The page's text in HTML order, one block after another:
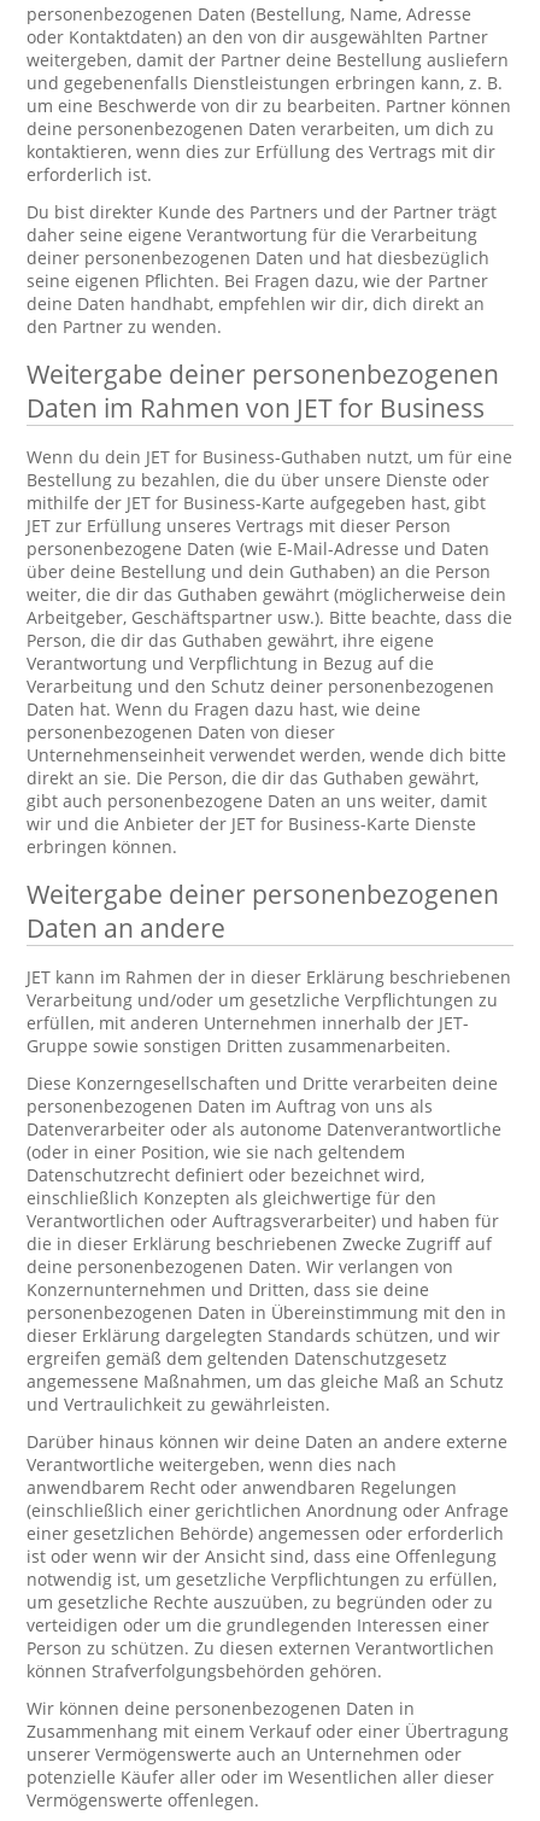
personenbezogenen Daten (Bestellung, Name, Adresse
oder Kontaktdaten) an den von dir ausgewählten Partner
weitergeben, damit der Partner deine Bestellung ausliefern
und gegebenenfalls Dienstleistungen erbringen kann, z. B.
um eine Beschwerde von dir zu bearbeiten. Partner können
deine personenbezogenen Daten verarbeiten, um dich zu
kontaktieren, wenn dies zur Erfüllung des Vertrags mit dir
erforderlich ist.
Du bist direkter Kunde des Partners und der Partner trägt
daher seine eigene Verantwortung für die Verarbeitung
deiner personenbezogenen Daten und hat diesbezüglich
seine eigenen Pflichten. Bei Fragen dazu, wie der Partner
deine Daten handhabt, empfehlen wir dir, dich direkt an
den Partner zu wenden.
Weitergabe deiner personenbezogenen
Daten im Rahmen von JET for Business
Wenn du dein JET for Business-Guthaben nutzt, um für eine
Bestellung zu bezahlen, die du über unsere Dienste oder
mithilfe der JET for Business-Karte aufgegeben hast, gibt
JET zur Erfüllung unseres Vertrags mit dieser Person
personenbezogene Daten (wie E-Mail-Adresse und Daten
über deine Bestellung und dein Guthaben) an die Person
weiter, die dir das Guthaben gewährt (möglicherweise dein
Arbeitgeber, Geschäftspartner usw.). Bitte beachte, dass die
Person, die dir das Guthaben gewährt, ihre eigene
Verantwortung und Verpflichtung in Bezug auf die
Verarbeitung und den Schutz deiner personenbezogenen
Daten hat. Wenn du Fragen dazu hast, wie deine
personenbezogenen Daten von dieser
Unternehmenseinheit verwendet werden, wende dich bitte
direkt an sie. Die Person, die dir das Guthaben gewährt,
gibt auch personenbezogene Daten an uns weiter, damit
wir und die Anbieter der JET for Business-Karte Dienste
erbringen können.
Weitergabe deiner personenbezogenen
Daten an andere
JET kann im Rahmen der in dieser Erklärung beschriebenen
Verarbeitung und/oder um gesetzliche Verpflichtungen zu
erfüllen, mit anderen Unternehmen innerhalb der JET-
Gruppe sowie sonstigen Dritten zusammenarbeiten.
Diese Konzerngesellschaften und Dritte verarbeiten deine
personenbezogenen Daten im Auftrag von uns als
Datenverarbeiter oder als autonome Datenverantwortliche
(oder in einer Position, wie sie nach geltendem
Datenschutzrecht definiert oder bezeichnet wird,
einschließlich Konzepten als gleichwertige für den
Verantwortlichen oder Auftragsverarbeiter) und haben für
die in dieser Erklärung beschriebenen Zwecke Zugriff auf
deine personenbezogenen Daten. Wir verlangen von
Konzernunternehmen und Dritten, dass sie deine
personenbezogenen Daten in Übereinstimmung mit den in
dieser Erklärung dargelegten Standards schützen, und wir
ergreifen gemäß dem geltenden Datenschutzgesetz
angemessene Maßnahmen, um das gleiche Maß an Schutz
und Vertraulichkeit zu gewährleisten.
Darüber hinaus können wir deine Daten an andere externe
Verantwortliche weitergeben, wenn dies nach
anwendbarem Recht oder anwendbaren Regelungen
(einschließlich einer gerichtlichen Anordnung oder Anfrage
einer gesetzlichen Behörde) angemessen oder erforderlich
ist oder wenn wir der Ansicht sind, dass eine Offenlegung
notwendig ist, um gesetzliche Verpflichtungen zu erfüllen,
um gesetzliche Rechte auszuüben, zu begründen oder zu
verteidigen oder um die grundlegenden Interessen einer
Person zu schützen. Zu diesen externen Verantwortlichen
können Strafverfolgungsbehörden gehören.
Wir können deine personenbezogenen Daten in
Zusammenhang mit einem Verkauf oder einer Übertragung
unserer Vermögenswerte auch an Unternehmen oder
potenzielle Käufer aller oder im Wesentlichen aller dieser
Vermögenswerte offenlegen.